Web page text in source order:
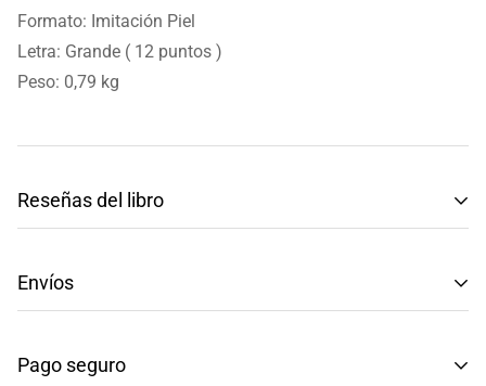
Formato: Imitación Piel
Letra: Grande ( 12 puntos )
Peso: 0,79 kg
Reseñas del libro
Envíos
Envío: Tarda de 3 a 5 días hábiles.
Pago seguro